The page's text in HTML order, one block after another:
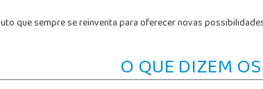
que sempre se reinventa para oferecer novas
O QUE DIZEM